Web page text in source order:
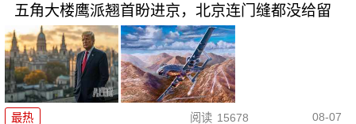
五角大楼鹰派翘首盼进京，北京连门缝都没给留
最热 阅读 15678 08-07